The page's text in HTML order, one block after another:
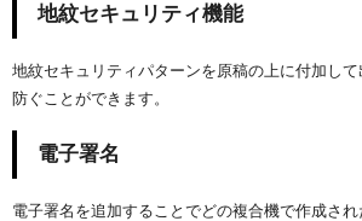
地紋セキュリティ機能
地紋セキュリティパターンを原稿の上に付加し
防ぐことができます。
電子署名
電子署名を追加することでどの複合機で作成さ